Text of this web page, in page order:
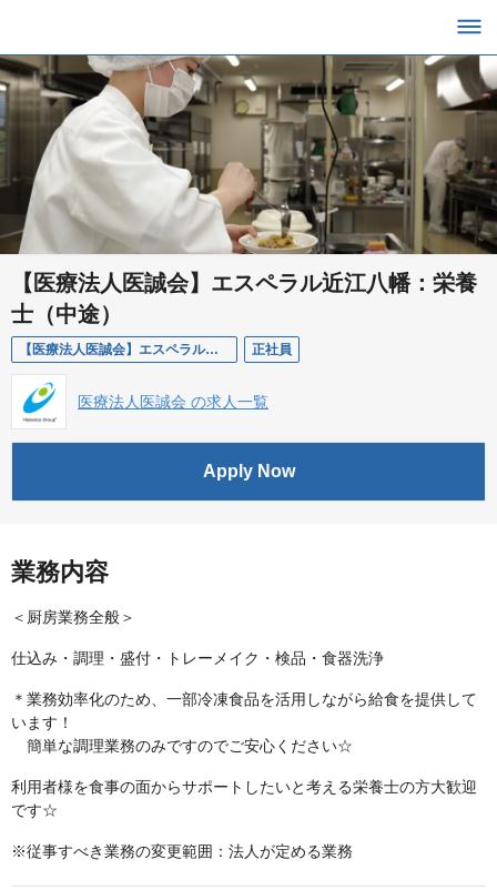
【医療法人医誠会】エスペラル近江八幡：栄養
士（中途）
【医療法人医誠会】エスペラル近江八幡：栄養士（中途） 正社員
医療法人医誠会 の求人一覧
Apply Now
業務内容
＜厨房業務全般＞
仕込み・調理・盛付・トレーメイク・検品・食器洗浄
＊業務効率化のため、一部冷凍食品を活用しながら給食を提供して
います！
簡単な調理業務のみですのでご安心ください☆
利用者様を食事の面からサポートしたいと考える栄養士の方大歓迎
です☆
※従事すべき業務の変更範囲：法人が定める業務